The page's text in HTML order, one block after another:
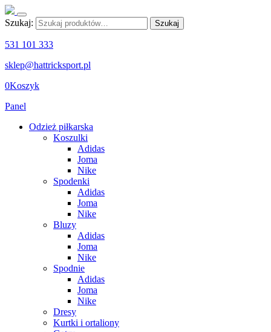
Szukaj: Szukaj
531 101 333
sklep@hattricksport.pl
0Koszyk
Panel
Odzież piłkarska
Koszulki
Adidas
Joma
Nike
Spodenki
Adidas
Joma
Nike
Bluzy
Adidas
Joma
Nike
Spodnie
Adidas
Joma
Nike
Dresy
Kurtki i ortaliony